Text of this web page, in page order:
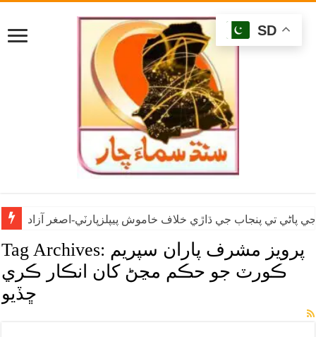
پاڻي تي پنجاب جي ڌاڙي خلاف خاموش پيپلزپارٽي-اصغر آزاد
Tag Archives: پرويز مشرف پاران سپريم
ڪورٽ جو حڪم مڃڻ کان انڪار ڪري
ڇڏيو
SD